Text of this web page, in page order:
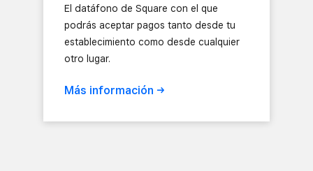
El datáfono de Square con el que
podrás aceptar pagos tanto desde tu
establecimiento como desde cualquier
otro lugar.
Más información